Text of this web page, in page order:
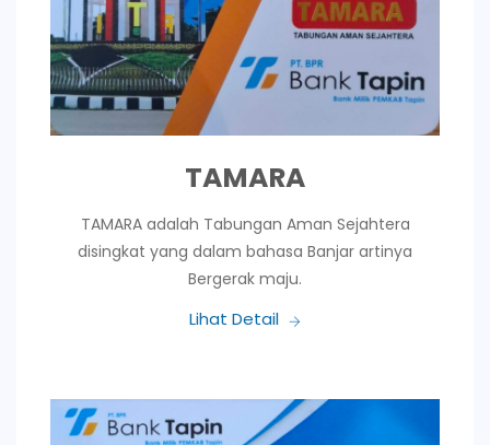
TAMARA
TAMARA adalah Tabungan Aman Sejahtera
disingkat yang dalam bahasa Banjar artinya
Bergerak maju.
Lihat Detail